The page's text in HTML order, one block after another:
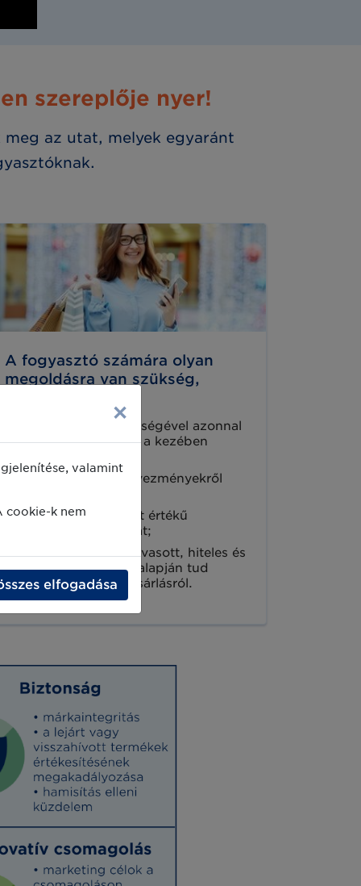
szereplője nyer!
az utat, melyek egyaránt
A fogyasztó számára olyan
megoldásra van szükség,
mobileszköze segítségével azonnal
információt kaphat a kezében
promóciókról, kedvezményekről
további hozzáadott értékű
szolgáltatást kaphat;
a vonalkódból beolvasott, hiteles és
széleskörű adatok alapján tud
döntést hozni a vásárlásról.
×
valamint
cookie-k nem
elfogadása